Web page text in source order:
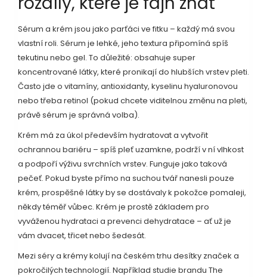
Sérum a krém jsou jako parťáci ve fitku – každý má svou
vlastní roli. Sérum je lehké, jeho textura připomíná spíš
tekutinu nebo gel. To důležité: obsahuje super
koncentrované látky, které pronikají do hlubších vrstev pleti.
Často jde o vitamíny, antioxidanty, kyselinu hyaluronovou
nebo třeba retinol (pokud chcete viditelnou změnu na pleti,
právě sérum je správná volba).
Krém má za úkol především hydratovat a vytvořit
ochrannou bariéru – spíš pleť uzamkne, podrží v ní vlhkost
a podpoří výživu svrchních vrstev. Funguje jako taková
pečeť. Pokud byste přímo na suchou tvář nanesli pouze
krém, prospěšné látky by se dostávaly k pokožce pomaleji,
někdy téměř vůbec. Krém je prostě základem pro
vyváženou hydrataci a prevenci dehydratace – ať už je
vám dvacet, třicet nebo šedesát.
Mezi séry a krémy kolují na českém trhu desítky značek a
pokročilých technologií. Například studie brandu The